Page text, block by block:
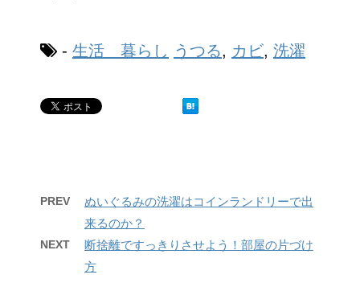
- 生活 暮らし うつる, カビ, 洗濯
PREV
ぬいぐるみの洗濯はコインランドリーで出
来るのか？
NEXT
断捨離ですっきりさせよう！部屋の片づけ
方